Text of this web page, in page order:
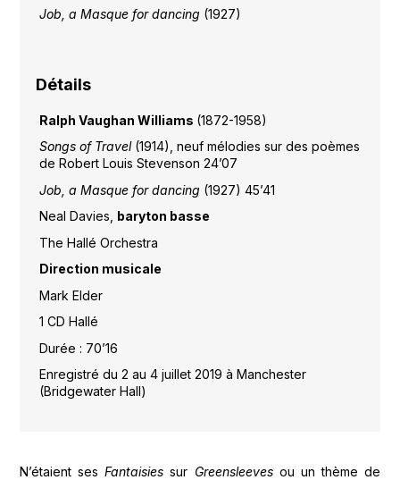
Job, a Masque for dancing (1927)
Détails
Ralph Vaughan Williams (1872-1958)
Songs of Travel(1914), neuf mélodies sur des poèmes
de Robert Louis Stevenson 24’07
Job, a Masque for dancing (1927) 45’41
Neal Davies, baryton basse
The Hallé Orchestra
Direction musicale
Mark Elder
1 CD Hallé
Durée : 70’16
Enregistré du 2 au 4 juillet 2019 à Manchester
(Bridgewater Hall)
N’étaient sesFantaisies sur Greensleevesou un thème de